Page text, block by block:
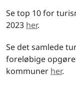
Se top 10 for
2023 her.
Se det samlede
foreløbige
kommuner her.